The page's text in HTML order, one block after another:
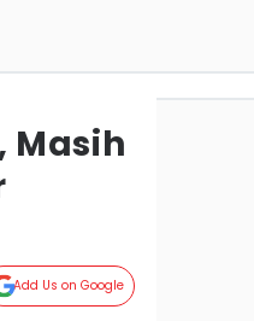
Masih
Add Us on Google